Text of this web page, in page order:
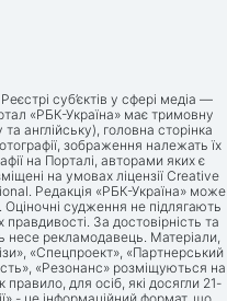
суб’єктів у сфері медіа —
«РБК-Україна» має тримовну
англійську), головна сторінка
зображення належать їх
на Порталі, авторами яких є
на умовах ліцензії Creative
Редакція «РБК-Україна» може
Оціночні судження не підлягають
За достовірність та
несе рекламодавець. Матеріали,
«Спецпроект», «Партнерський
«Резонанс» розміщуються на
правило, для осіб, які досягли 21-